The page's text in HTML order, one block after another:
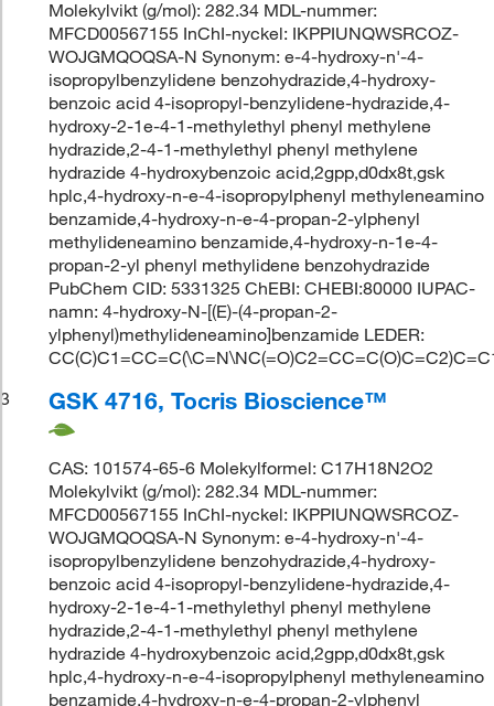
Molekylvikt (g/mol): 282.34 MDL-nummer:
MFCD00567155 InChI-nyckel: IKPPIUNQWSRCOZ-
WOJGMQOQSA-N Synonym: e-4-hydroxy-n'-4-
isopropylbenzylidene benzohydrazide,4-hydroxy-
benzoic acid 4-isopropyl-benzylidene-hydrazide,4-
hydroxy-2-1e-4-1-methylethyl phenyl methylene
hydrazide,2-4-1-methylethyl phenyl methylene
hydrazide 4-hydroxybenzoic acid,2gpp,d0dx8t,gsk
hplc,4-hydroxy-n-e-4-isopropylphenyl methyleneamino
benzamide,4-hydroxy-n-e-4-propan-2-ylphenyl
methylideneamino benzamide,4-hydroxy-n-1e-4-
propan-2-yl phenyl methylidene benzohydrazide
PubChem CID: 5331325 ChEBI: CHEBI:80000 IUPAC-
namn: 4-hydroxy-N-[(E)-(4-propan-2-
ylphenyl)methylideneamino]benzamide LEDER:
3
GSK 4716, Tocris Bioscience™
CAS: 101574-65-6 Molekylformel: C17H18N2O2
Molekylvikt (g/mol): 282.34 MDL-nummer:
MFCD00567155 InChI-nyckel: IKPPIUNQWSRCOZ-
WOJGMQOQSA-N Synonym: e-4-hydroxy-n'-4-
isopropylbenzylidene benzohydrazide,4-hydroxy-
benzoic acid 4-isopropyl-benzylidene-hydrazide,4-
hydroxy-2-1e-4-1-methylethyl phenyl methylene
hydrazide,2-4-1-methylethyl phenyl methylene
hydrazide 4-hydroxybenzoic acid,2gpp,d0dx8t,gsk
hplc,4-hydroxy-n-e-4-isopropylphenyl methyleneamino
benzamide,4-hydroxy-n-e-4-propan-2-ylphenyl